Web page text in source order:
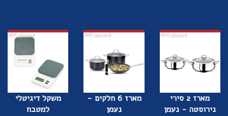
מארז 2 סירי
נירוסטה - נעמן
מארז 6 חלקים -
נעמן
משקל דיגיטלי
למטבח